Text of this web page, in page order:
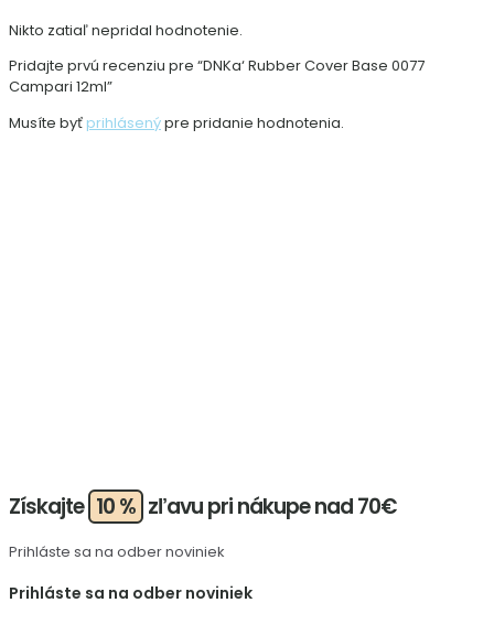
Nikto zatiaľ nepridal hodnotenie.
Pridajte prvú recenziu pre “DNKa‘ Rubber Cover Base 0077
Campari 12ml”
Musíte byť prihlásenýpre pridanie hodnotenia.
Získajte 10 % zľavu pri nákupe nad 70€
Prihláste sa na odber noviniek
Prihláste sa na odber noviniek